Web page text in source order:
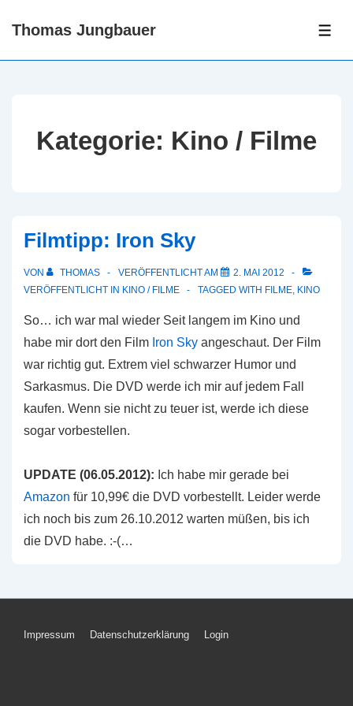
Thomas Jungbauer
Kategorie: Kino / Filme
Filmtipp: Iron Sky
VON THOMAS VERÖFFENTLICHT AM
2. MAI 2012
VERÖFFENTLICHT IN KINO / FILME TAGGED WITH FILME, KINO
So… ich war mal wieder Seit langem im Kino und
habe mir dort den Film Iron Sky angeschaut. Der Film
war richtig gut. Extrem viel schwarzer Humor und
Sarkasmus. Die DVD werde ich mir auf jedem Fall
kaufen. Wenn sie nicht zu teuer ist, werde ich diese
sogar vorbestellen.
UPDATE (06.05.2012): Ich habe mir gerade bei
Amazon für 10,99€ die DVD vorbestellt. Leider werde
ich noch bis zum 26.10.2012 warten müßen, bis ich
die DVD habe. :-(…
Footer-
Impressum Datenschutzerklärung Login